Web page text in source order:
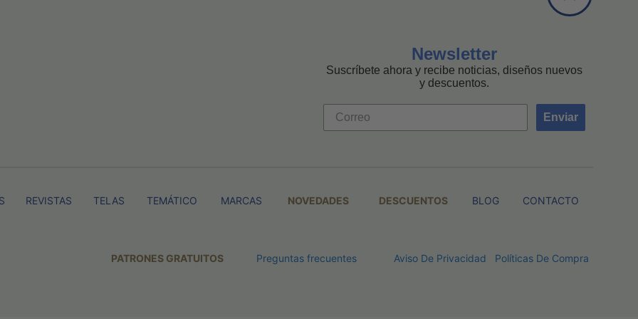
Newsletter
Suscríbete ahora y recibe noticias, diseños nuevos
y descuentos.
Enviar
REVISTAS TELAS TEMÁTICO MARCAS NOVEDADES DESCUENTOS BLOG CONTACTO
PATRONES GRATUITOS Preguntas frecuentes Aviso De Privacidad Políticas De Compra